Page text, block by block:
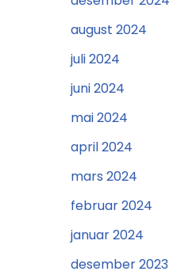
august 2024
juli 2024
juni 2024
mai 2024
april 2024
mars 2024
februar 2024
januar 2024
desember 2023